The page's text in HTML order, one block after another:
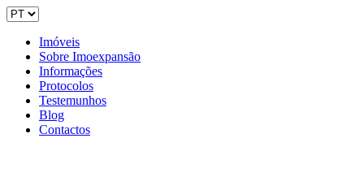
Imóveis
Sobre Imoexpansão
Informações
Protocolos
Testemunhos
Blog
Contactos